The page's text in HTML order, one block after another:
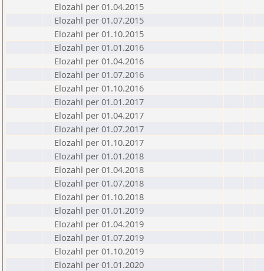
Elozahl per 01.04.2015
Elozahl per 01.07.2015
Elozahl per 01.10.2015
Elozahl per 01.01.2016
Elozahl per 01.04.2016
Elozahl per 01.07.2016
Elozahl per 01.10.2016
Elozahl per 01.01.2017
Elozahl per 01.04.2017
Elozahl per 01.07.2017
Elozahl per 01.10.2017
Elozahl per 01.01.2018
Elozahl per 01.04.2018
Elozahl per 01.07.2018
Elozahl per 01.10.2018
Elozahl per 01.01.2019
Elozahl per 01.04.2019
Elozahl per 01.07.2019
Elozahl per 01.10.2019
Elozahl per 01.01.2020